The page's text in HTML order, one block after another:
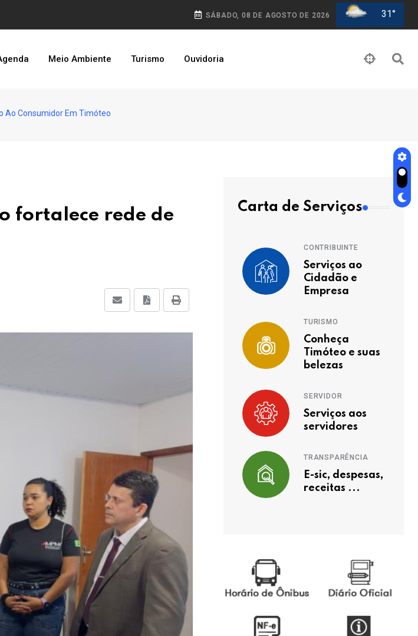
SÁBADO, 08 DE AGOSTO DE 2026 31°
Meio Ambiente Turismo Ouvidoria
Ao Consumidor Em Timóteo
fortalece rede de
Carta de Serviços
CONTRIBUINTE
Serviços ao
Cidadão e
Empresa
TURISMO
Conheça
Timóteo e suas
belezas
SERVIDOR
Serviços aos
servidores
TRANSPARÊNCIA
E-sic, despesas,
receitas ...